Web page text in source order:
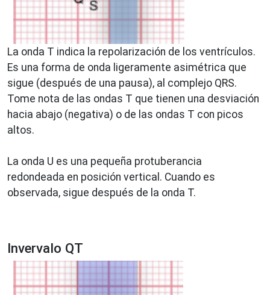
La onda T indica la repolarización de los ventrículos.
Es una forma de onda ligeramente asimétrica que
sigue (después de una pausa), al complejo QRS.
Tome nota de las ondas T que tienen una desviación
hacia abajo (negativa) o de las ondas T con picos
altos.
La onda U es una pequeña protuberancia
redondeada en posición vertical. Cuando es
observada, sigue después de la onda T.
Invervalo QT